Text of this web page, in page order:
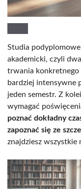
Studia
akademicki, czyli
trwania konkretnego
bardziej intensywne
jeden semestr. Z
wymagać
poznać dokładny
zapoznać się ze
znajdziesz wszystkie